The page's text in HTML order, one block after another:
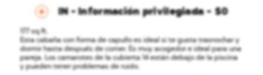
IN - Información privilegiada
177 sq.ft.
Esta cabaña con forma de capullo es ideal si te gusta trasnochar y
dormir hasta después de comer. Es muy acogedor e ideal para una
pareja. Los camarotes de la cubierta 14 están debajo de la piscina
y pueden tener problemas de ruido.
$0